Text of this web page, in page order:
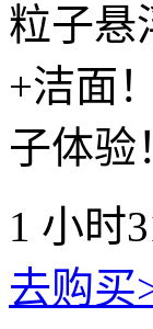
粒子悬
+洁面
子体验
1 小时
去购买